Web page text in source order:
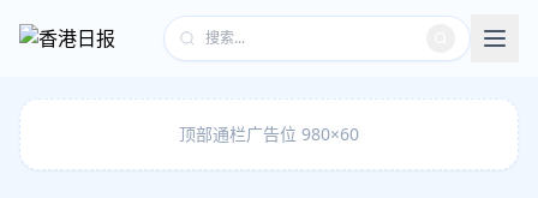
顶部通栏广告位 980×60